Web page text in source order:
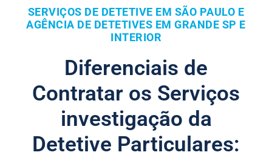
SERVIÇOS DE DETETIVE EM SÃO PAULO E
AGÊNCIA DE DETETIVES EM GRANDE SP E
INTERIOR
Diferenciais de
Contratar os Serviços
investigação da
Detetive Particulares: